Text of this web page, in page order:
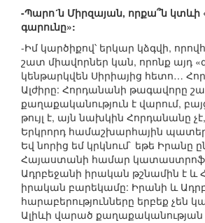
-Պարո´ն Միրզայան, որքա՞ն
գարունը»:
-Իմ կարծիքով՝ երկար կձգվի,
շատ միավորներ կան, որոնք այդ
կենթարկվեն Սիրիայից հետո…
Ալժիրը: Հորդանանի թագավորը
քաղաքականություն է վարում,
թույլ է, այն նախկին Հորդանանը
Երկրորդ համաշխարհային
Եվ նորից եմ կրկնում` եթե Իրանը
Հայաստանի համար
Ադրբեջանի իրական թշնամին է
իրական բարեկամը: Իրանի և
հարաբերությունները երբեք չեն
Ալիևի վարած